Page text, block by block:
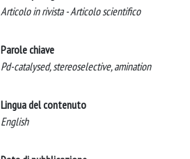
Articolo in rivista - Articolo scientifico
Parole chiave
Pd-catalysed, stereoselective, amination
Lingua del contenuto
English